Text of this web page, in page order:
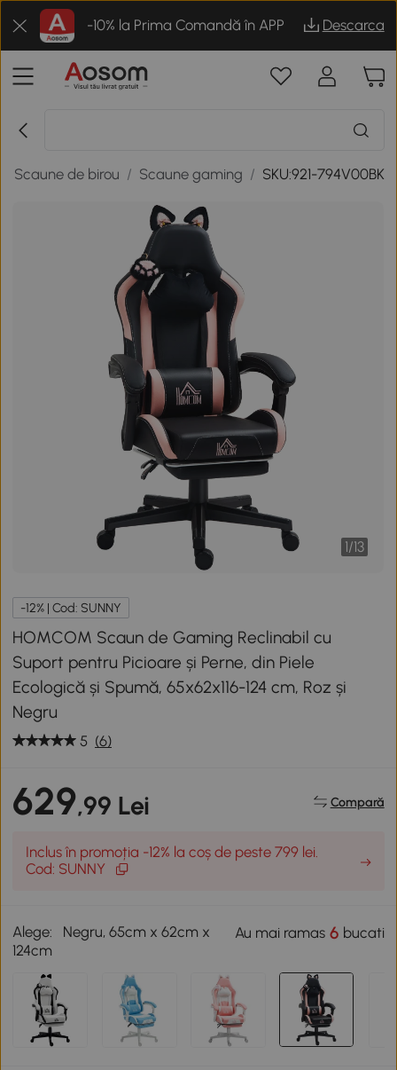
-10% la Prima Comandă în APP Descarca
Scaune de birou / Scaune gaming / SKU:921-794V00BK
1/13
-12% | Cod: SUNNY
HOMCOM Scaun de Gaming Reclinabil cu
Suport pentru Picioare și Perne, din Piele
Ecologică și Spumă, 65x62x116-124 cm, Roz și
Negru
5 (6)
629,99 Lei Compară
Inclus în promoția -12% la coș de peste 799 lei.
Cod: SUNNY
Alege:
Negru, 65cm x 62cm x
124cm
Au mai ramas6 bucati